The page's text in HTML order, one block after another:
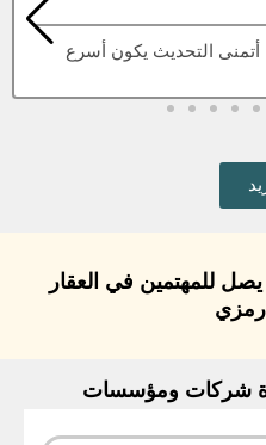
أتمنى التحديث يكون أسرع
للمهتمين في العقار
شركات ومؤسسات